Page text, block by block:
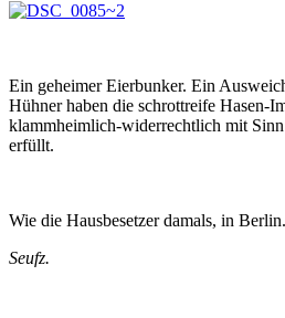
Ein geheimer Eierbunker. Ein
Hühner haben die schrottreife Hasen-
klammheimlich-widerrechtlich mit
erfüllt.
Wie die Hausbesetzer damals, in Berlin.
Seufz.